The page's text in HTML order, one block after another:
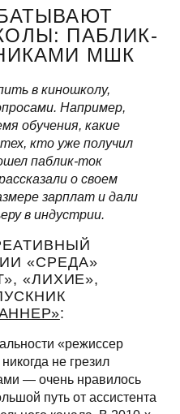
ПАБЛИК-
МШК
в киношколу,
Например,
обучения, какие
кто уже получил
паблик-ток
о своем
зарплат и дали
в индустрии.
«СРЕДА»
«ЛИХИЕ»,
:
«режиссер
не грезил
— очень нравилось
путь от ассистента